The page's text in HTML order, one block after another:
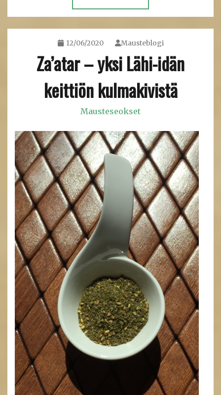
12/06/2020 Mausteblogi
Za’atar – yksi Lähi-idän
keittiön kulmakivistä
Mausteseokset